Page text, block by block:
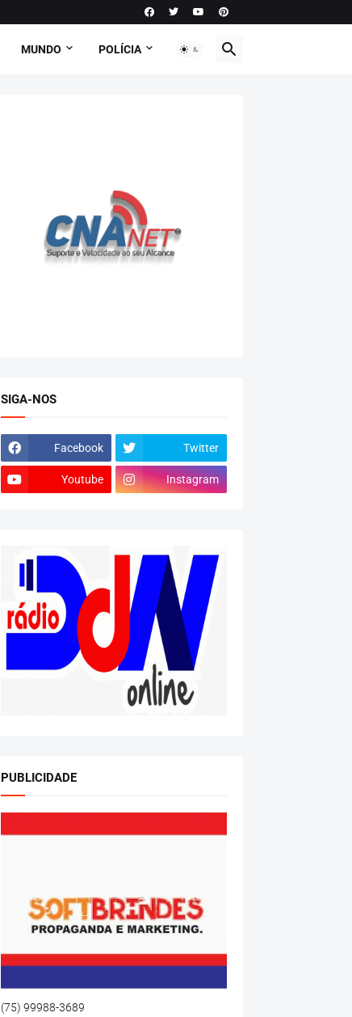
MUNDO POLÍCIA PODCAST
SIGA-NOS
Facebook Twitter
Youtube Instagram
PUBLICIDADE
(75) 99988-3689